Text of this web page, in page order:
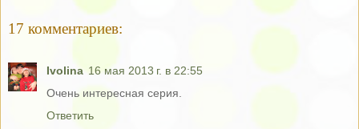
17 комментариев:
Ivolina 16 мая 2013 г. в 22:55
Очень интересная серия.
Ответить